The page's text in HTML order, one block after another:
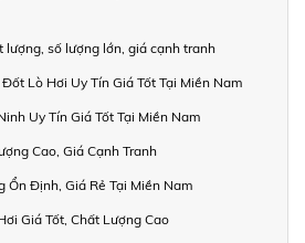
lượng, số lượng lớn, giá cạnh tranh
Lò Hơi Uy Tín Giá Tốt Tại Miền Nam
Uy Tín Giá Tốt Tại Miền Nam
Cao, Giá Cạnh Tranh
Ổn Định, Giá Rẻ Tại Miền Nam
Giá Tốt, Chất Lượng Cao